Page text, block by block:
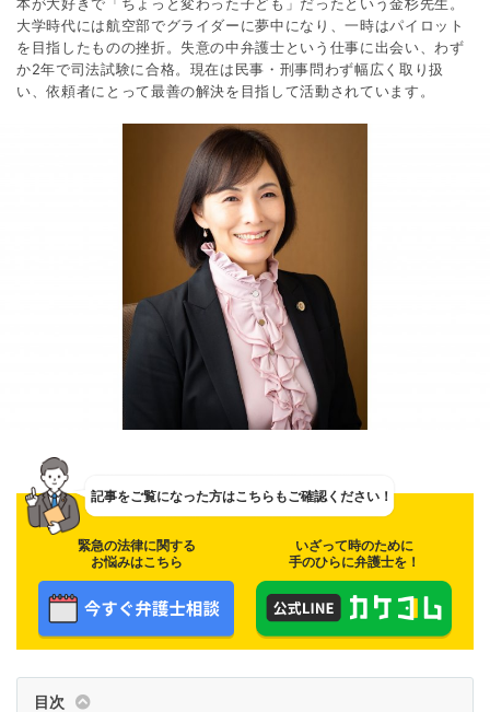
本が大好きで「ちょっと変わった子ども」だったという金杉先生。
大学時代には航空部でグライダーに夢中になり、一時はパイロット
を目指したものの挫折。失意の中弁護士という仕事に出会い、わず
か2年で司法試験に合格。現在は民事・刑事問わず幅広く取り扱
い、依頼者にとって最善の解決を目指して活動されています。
記事をご覧になった方はこちらもご確認ください！
緊急の法律に関する
お悩みはこちら
いざって時のために
手のひらに弁護士を！
目次